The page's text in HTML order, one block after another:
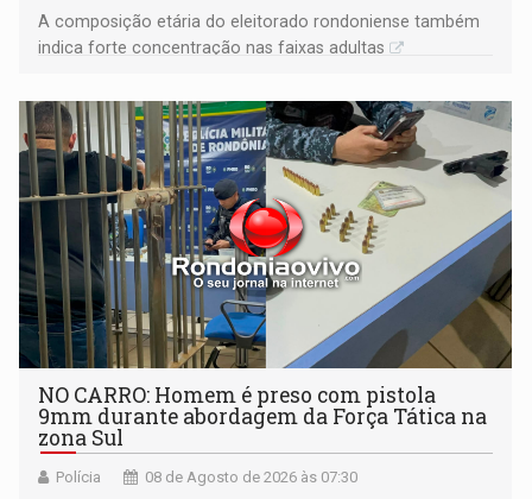
A composição etária do eleitorado rondoniense também
indica forte concentração nas faixas adultas
NO CARRO: Homem é preso com pistola
9mm durante abordagem da Força Tática na
zona Sul
Polícia 08 de Agosto de 2026 às 07:30